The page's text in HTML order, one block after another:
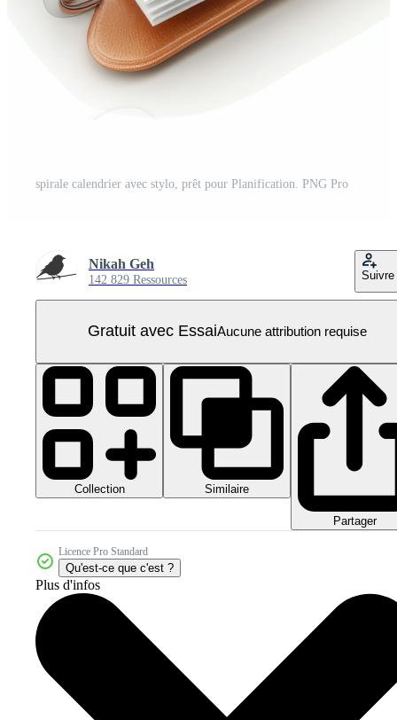
spirale calendrier avec stylo, prêt pour Planification. PNG Pro
Nikah Geh
142 829 Ressources Suivre
Gratuit avec EssaiAucune attribution requise
Collection Similaire
Partager
Licence Pro Standard
Qu'est-ce que c'est ?
Plus d'infos